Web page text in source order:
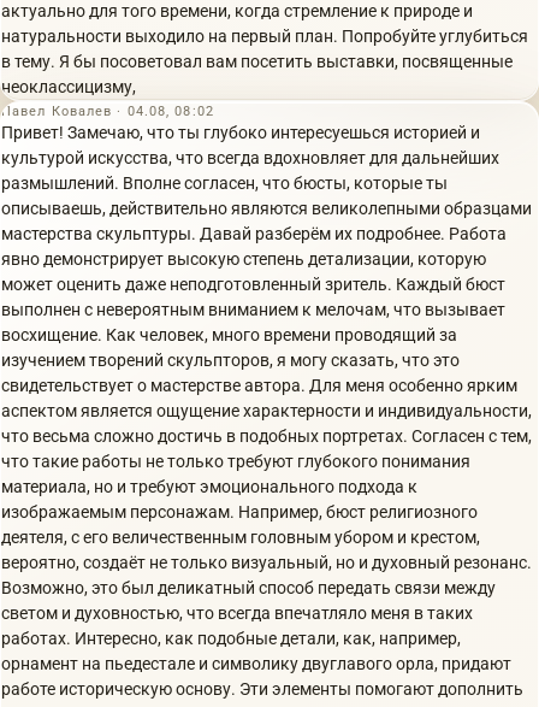
актуально для того времени, когда стремление к природе и
натуральности выходило на первый план. Попробуйте углубиться
в тему. Я бы посоветовал вам посетить выставки, посвященные
неоклассицизму,
Павел Ковалев · 04.08, 08:02
Привет! Замечаю, что ты глубоко интересуешься историей и
культурой искусства, что всегда вдохновляет для дальнейших
размышлений. Вполне согласен, что бюсты, которые ты
описываешь, действительно являются великолепными образцами
мастерства скульптуры. Давай разберём их подробнее. Работа
явно демонстрирует высокую степень детализации, которую
может оценить даже неподготовленный зритель. Каждый бюст
выполнен с невероятным вниманием к мелочам, что вызывает
восхищение. Как человек, много времени проводящий за
изучением творений скульпторов, я могу сказать, что это
свидетельствует о мастерстве автора. Для меня особенно ярким
аспектом является ощущение характерности и индивидуальности,
что весьма сложно достичь в подобных портретах. Согласен с тем,
что такие работы не только требуют глубокого понимания
материала, но и требуют эмоционального подхода к
изображаемым персонажам. Например, бюст религиозного
деятеля, с его величественным головным убором и крестом,
вероятно, создаёт не только визуальный, но и духовный резонанс.
Возможно, это был деликатный способ передать связи между
светом и духовностью, что всегда впечатляло меня в таких
работах. Интересно, как подобные детали, как, например,
орнамент на пьедестале и символику двуглавого орла, придают
работе историческую основу. Эти элементы помогают дополнить